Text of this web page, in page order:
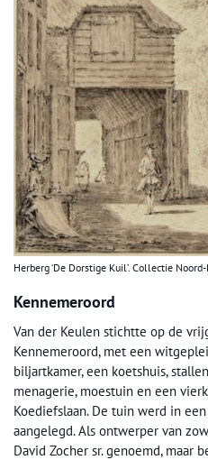
Herberg ‘De Dorstige Kuil’. Collectie
Kennemeroord
Van der Keulen stichtte op de
Kennemeroord, met een
biljartkamer, een koetshuis,
menagerie, moestuin en een
Koediefslaan. De tuin werd in
aangelegd. Als ontwerper van
David Zocher sr. genoemd, maar